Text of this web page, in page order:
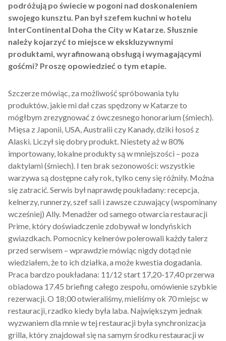
podróżują po świecie w pogoni nad doskonaleniem
swojego kunsztu. Pan był szefem kuchni w hotelu
InterContinental Doha the City w Katarze. Słusznie
należy kojarzyć to miejsce w ekskluzywnymi
produktami, wyrafinowaną obsługą i wymagającymi
gośćmi? Proszę opowiedzieć o tym etapie.
Szczerze mówiąc, za możliwość spróbowania tylu
produktów, jakie mi dał czas spędzony w Katarze to
mógłbym zrezygnować z ówczesnego honorarium (śmiech).
Mięsa z Japonii, USA, Australii czy Kanady, dziki łosoś z
Alaski. Liczył się dobry produkt. Niestety aż w 80%
importowany, lokalne produkty są w mniejszości – poza
daktylami (śmiech). I ten brak sezonowości: wszystkie
warzywa są dostępne cały rok, tylko ceny się różniły. Można
się zatracić. Serwis był naprawdę poukładany: recepcja,
kelnerzy, runnerzy, szef sali i zawsze czuwający (wspominany
wcześniej) Ally. Menadżer od samego otwarcia restauracji
Prime, który doświadczenie zdobywał w londyńskich
gwiazdkach. Pomocnicy kelnerów polerowali każdy talerz
przed serwisem – wprawdzie mówiąc nigdy dotąd nie
wiedziałem, że to ich działka, a może kwestia dogadania.
Praca bardzo poukładana: 11/12 start 17,20-17,40 przerwa
obiadowa 17.45 briefing całego zespołu, omówienie szybkie
rezerwacji. O 18;00 otwieraliśmy, mieliśmy ok 70 miejsc w
restauracji, rzadko kiedy była laba. Największym jednak
wyzwaniem dla mnie w tej restauracji była synchronizacja
grilla, który znajdował się na samym środku restauracji w